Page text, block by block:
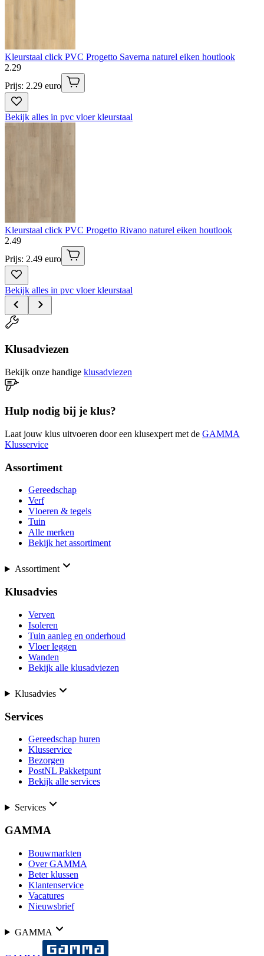
Kleurstaal click PVC Progetto Saverna naturel eiken houtlook
2.29
Prijs: 2.29 euro
Bekijk alles in pvc vloer kleurstaal
Kleurstaal click PVC Progetto Rivano naturel eiken houtlook
2.49
Prijs: 2.49 euro
Bekijk alles in pvc vloer kleurstaal
Klusadviezen
Bekijk onze handige klusadviezen
Hulp nodig bij je klus?
Laat jouw klus uitvoeren door een klusexpert met de GAMMA
Klusservice
Assortiment
Gereedschap
Verf
Vloeren & tegels
Tuin
Alle merken
Bekijk het assortiment
Assortiment
Klusadvies
Verven
Isoleren
Tuin aanleg en onderhoud
Vloer leggen
Wanden
Bekijk alle klusadviezen
Klusadvies
Services
Gereedschap huren
Klusservice
Bezorgen
PostNL Pakketpunt
Bekijk alle services
Services
GAMMA
Bouwmarkten
Over GAMMA
Beter klussen
Klantenservice
Vacatures
Nieuwsbrief
GAMMA